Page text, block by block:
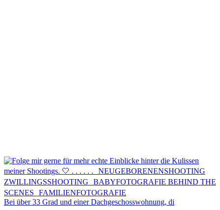
Bei über 33 Grad und einer Dachgeschosswohnung, di